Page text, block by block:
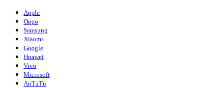
Apple
Oppo
Samsung
Xiaomi
Google
Huawei
Vivo
Microsoft
AnTuTu